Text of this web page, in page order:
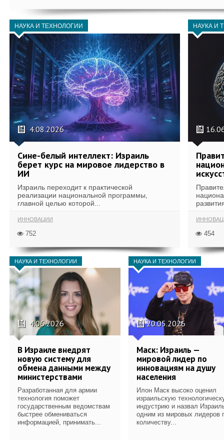
НАУКА И ТЕХНОЛОГИИ
4.08.2026
Сине-белый интеллект: Израиль
берет курс на мировое лидерство в
ИИ
Израиль переходит к практической
реализации национальной программы,
главной целью которой...
ИННОВАЦИИ
752
НАУКА И
454
НАУКА И ТЕХНОЛОГИИ
4.06.2026
В Израиле внедрят
новую систему для
обмена данными между
министерствами
Разработанная для армии
технология поможет
государственным ведомствам
быстрее обмениваться
информацией, принимать...
НАУКА И ТЕХНОЛОГИИ
20.05.2026
Маск: Израиль —
мировой лидер по
инновациям на душу
населения
Илон Маск высоко оценил
израильскую
индустрию и назвал
одним из мировых лидеров
количеству...